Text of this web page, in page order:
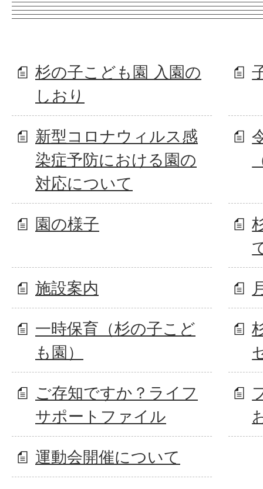
杉の子こども園 入園の
しおり
新型コロナウィルス感
染症予防における園の
対応について
園の様子
施設案内
一時保育（杉の子こど
も園）
ご存知ですか？ライフ
サポートファイル
運動会開催について